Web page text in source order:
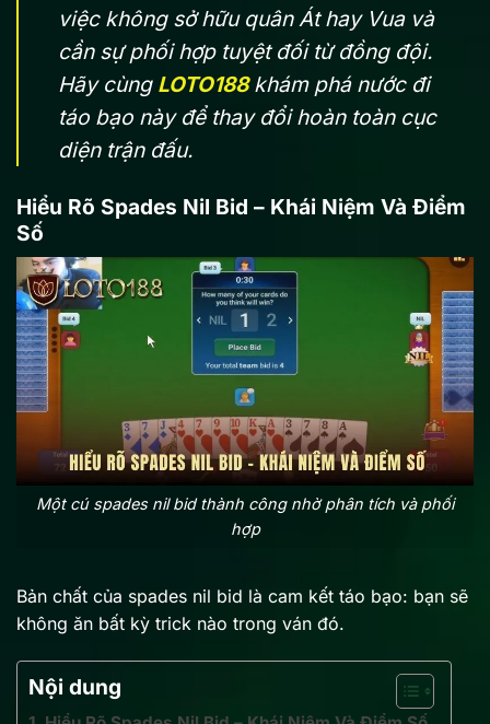
việc không sở hữu quân Át hay Vua và
cần sự phối hợp tuyệt đối từ đồng đội.
Hãy cùng LOTO188 khám phá nước đi
táo bạo này để thay đổi hoàn toàn cục
diện trận đấu.
Hiểu Rõ Spades Nil Bid – Khái Niệm Và Điểm
Số
Một cú spades nil bid thành công nhờ phân tích và phối
hợp
Bản chất của spades nil bid là cam kết táo bạo: bạn sẽ
không ăn bất kỳ trick nào trong ván đó.
Nội dung